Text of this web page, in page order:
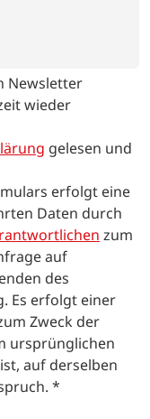
Newsletter
wieder
gelesen und
erfolgt eine
Daten durch
zum
auf
des
Es erfolgt einer
Zweck der
ursprünglichen
auf derselben
*